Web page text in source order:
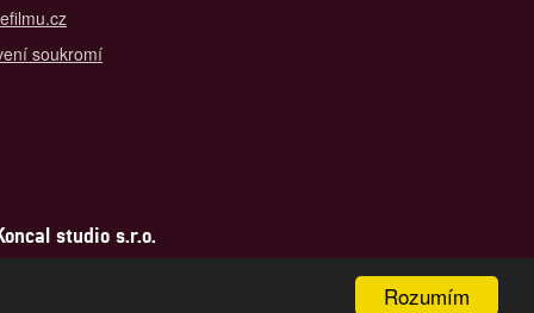
Rozumím
soukromí
studio s.r.o.
5